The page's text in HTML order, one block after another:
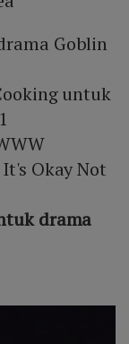
Goblin
untuk
Okay Not
drama